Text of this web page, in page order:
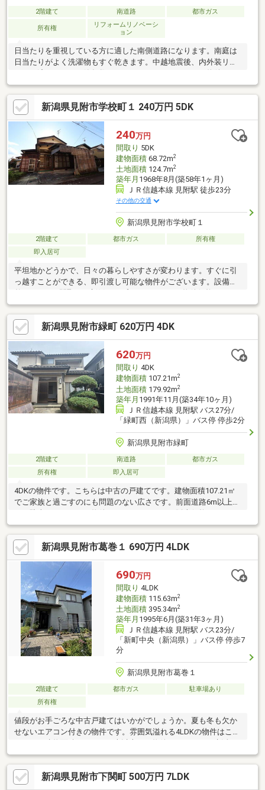
2階建て 南道路 都市ガス
所有権
リフォームリノベーシ
ョン
日当たりを重視している方に適した南側道路になります。南庭は
日当たりがよく洗濯物もすぐ乾きます。中越地震後、内外装リフ
す。建物面積が98.57㎡でスペースが十分のファミリーにもおすす
めの物件です。こちらは中古一戸建ての物件です。料理をするの
が好きな方も嬉しい4Kの物件です。大事な判断基準でもある購入
価格が、290万円の物件です。建物未登記、現況引渡し、契約不
適合責任免責、確定測量買主負担、告知事項有
新潟県見附市学校町１ 240万円 5DK
240万円
間取り 5DK
建物面積68.72m2
土地面積124.7m2
築年月 1968年8月(築58年1ヶ月)
ＪＲ信越本線 見附駅 徒歩23分
その他の交通
新潟県見附市学校町１
2階建て 都市ガス
所有権
即入居可
平坦地かどうかで、日々の暮らしやすさが変わります。すぐに引
っ越すことができる、即引渡し可能な物件がございます。設備が
の物件で、経済的な圧迫の無い生活を実現。中古の戸建て物件は
幅広い年齢層の方からニーズがあります。建物面積は68.72㎡で
す。
新潟県見附市緑町 620万円 4DK
620万円
間取り 4DK
建物面積107.21m2
土地面積179.92m2
築年月 1991年11月(築34年10ヶ月)
ＪＲ信越本線 見附駅 バス27分/
「緑町西（新潟県）」バス停 停歩2分
新潟県見附市緑町
2階建て 南道路
都市ガス
所有権
即入居可
4DKの物件です。こちらは中古の戸建てです。建物面積107.21㎡
でご家族と過ごすのにも問題のない広さです。前面道路6m以上と
円以内に抑えられています。すぐに入居できるので、お待ちいた
だくことはありません。
新潟県見附市葛巻１ 690万円 4LDK
690万円
間取り 4LDK
建物面積115.63m2
土地面積395.34m2
築年月 1995年6月(築31年3ヶ月)
ＪＲ信越本線 見附駅 バス23分/
「新町中央（新潟県）」バス停 停歩7
分
新潟県見附市葛巻１
2階建て 都市ガス
駐車場あり
所有権
値段がお手ごろな中古戸建てはいかがでしょうか。夏も冬も欠か
せないエアコン付きの物件です。雰囲気溢れる4LDKの物件はこち
たい方にいかがでしょうか。南側道路に面しているため、日当た
りを確保する事が出来ます。購入価格を抑えたい方に一押しの、
690万円の物件です。玄関ポーチがあるので、雨にぬらさずにベ
ビーカーを置けます。現況引渡し、契約不適合責任免責、確定測
新潟県見附市下関町 500万円 7LDK